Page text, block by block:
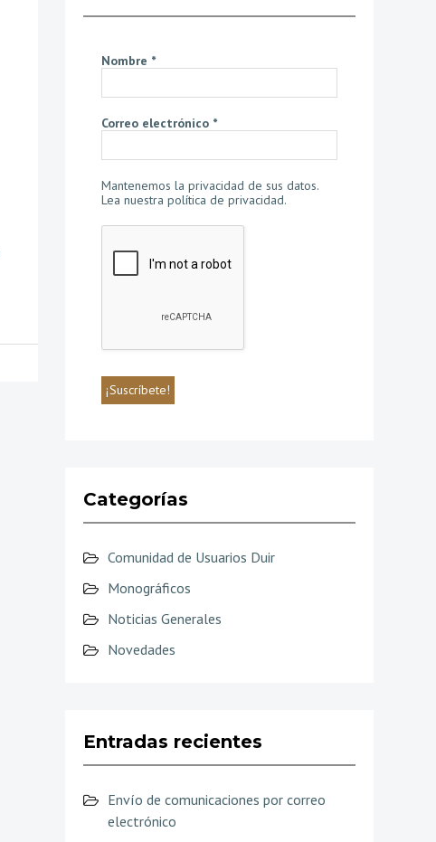
Nombre *
Correo electrónico *
Mantenemos la privacidad de sus datos.
Lea nuestra política de privacidad.
Categorías
Comunidad de Usuarios Duir
Monográficos
Noticias Generales
Novedades
Entradas recientes
Envío de comunicaciones por correo
electrónico